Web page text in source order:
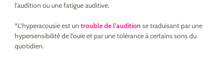
l’audition ou une fatigue auditive.
*L’hyperacousie est un trouble de l’audition se traduisant par une
hypersensibilité de l’ouïe et par une tolérance à certains sons du
quotidien.